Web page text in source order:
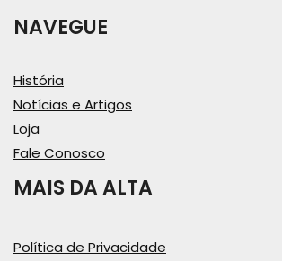
NAVEGUE
História
Notícias e Artigos
Loja
Fale Conosco
MAIS DA ALTA
Política de Privacidade